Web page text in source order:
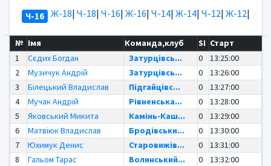
Ч-16 Ж-18| Ч-18| Ч-16| Ж-16| Ч-14| Ж-14| Ч-12| Ж-12|
№ Імя Команда,клуб SI Старт
1
Сєдих Богдан Затурцівсь... 0
13:25:00
2
Музичук Андрій Затурцівсь... 0
13:26:00
3
Білецький Владислав Підгайцівс... 0
13:27:00
4
Мучак Андрій Рівненська... 0
13:28:00
5
Яковський Микита Камінь-Каш... 0
13:29:00
6
Матвіюк Владислав Бродівськи... 0
13:30:00
7
Юхимук Денис Старовижів... 0
13:31:00
8
Гальом Тарас Волинський... 0
13:32:00